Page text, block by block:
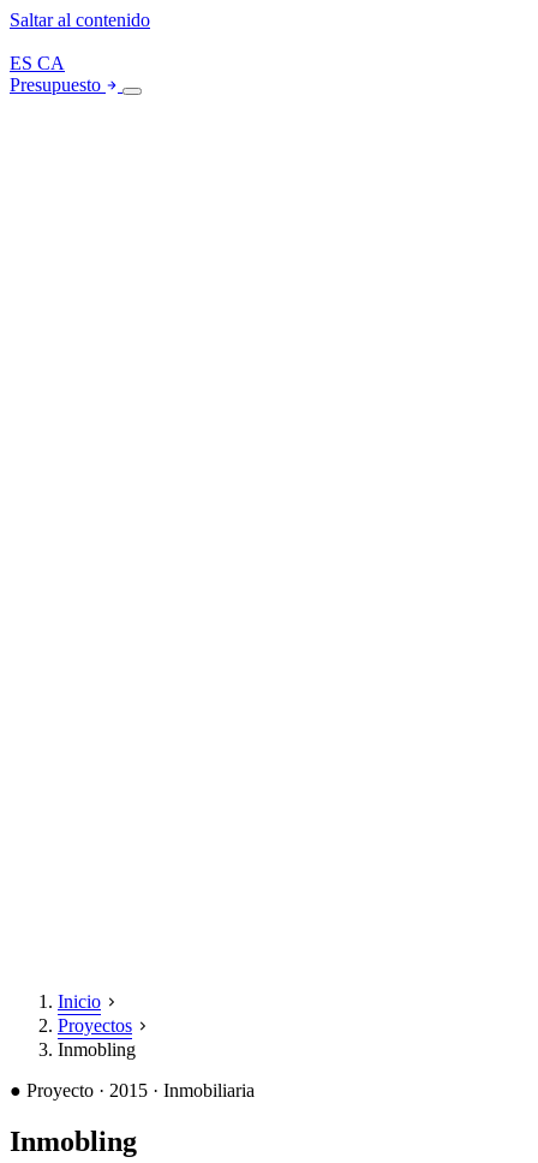
Saltar al contenido
ES CA
Presupuesto
Inicio
Proyectos
Inmobling
● Proyecto · 2015 · Inmobiliaria
Inmobling